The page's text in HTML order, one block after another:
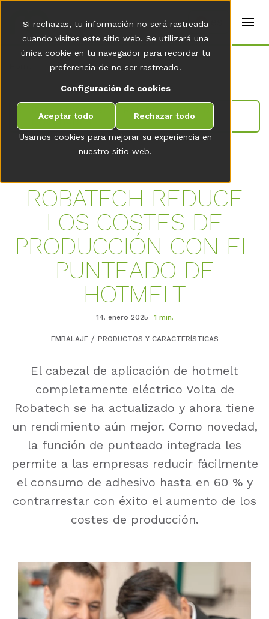
Usamos cookies para mejorar su experiencia en
nuestro sitio web.
Si rechazas, tu información no será rastreada
cuando visites este sitio web. Se utilizará una
única cookie en tu navegador para recordar tu
preferencia de no ser rastreado.
Configuración de cookies
Aceptar todo Rechazar todo
t
r
s
E
n
s
)
NOVEDADES
ROBATECH REDUCE
LOS COSTES DE
PRODUCCIÓN CON EL
PUNTEADO DE
HOTMELT
14. enero 2025 1 min.
EMBALAJE PRODUCTOS Y CARACTERÍSTICAS
El cabezal de aplicación de hotmelt
completamente eléctrico Volta de
Robatech se ha actualizado y ahora tiene
un rendimiento aún mejor. Como novedad,
la función de punteado integrada les
permite a las empresas reducir fácilmente
el consumo de adhesivo hasta en 60 % y
contrarrestar con éxito el aumento de los
costes de producción.